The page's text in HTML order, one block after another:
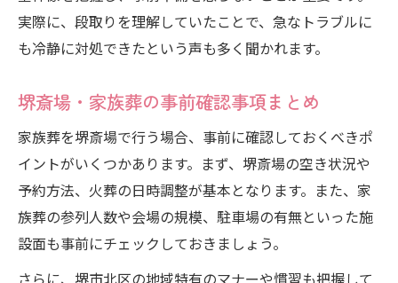
実際に、段取りを理解していたことで、急なトラブルに
も冷静に対処できたという声も多く聞かれます。
堺斎場・家族葬の事前確認事項まとめ
家族葬を堺斎場で行う場合、事前に確認しておくべきポ
イントがいくつかあります。まず、堺斎場の空き状況や
予約方法、火葬の日時調整が基本となります。また、家
族葬の参列人数や会場の規模、駐車場の有無といった施
設面も事前にチェックしておきましょう。
さらに、堺市北区の地域特有のマナーや慣習も把握して